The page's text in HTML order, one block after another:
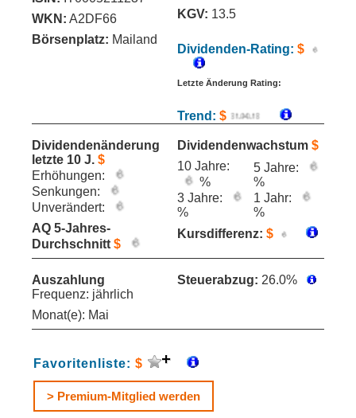
WKN: A2DF66
Börsenplatz: Mailand
KGV: 13.5
Dividenden-Rating: $
Letzte Änderung Rating:
Trend: $
Dividendenänderung
letzte 10 J. $
Erhöhungen:
Senkungen:
Unverändert:
AQ 5-Jahres-
Durchschnitt $
Dividendenwachstum $
10 Jahre:
%
5 Jahre:
%
3 Jahre:
%
1 Jahr:
%
Kursdifferenz: $
Auszahlung
Frequenz: jährlich
Monat(e): Mai
Steuerabzug: 26.0%
Favoritenliste: $
> Premium-Mitglied werden